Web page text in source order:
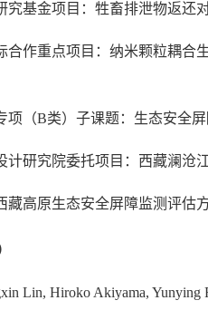
究基金项目：牲畜排泄物返还
合作重点项目：纳米颗粒耦合
项（B类）子课题：生态安全
计研究院委托项目：西藏澜沧
藏高原生态安全屏障监测评估
Lin, Hiroko Akiyama,